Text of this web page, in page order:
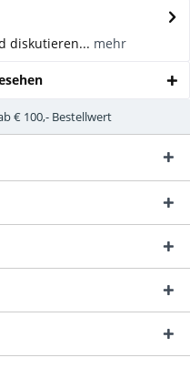
diskutieren... mehr
€ 100,- Bestellwert